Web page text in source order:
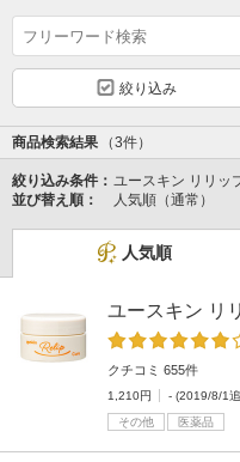
絞り込み
商品検索結果 （3件）
絞り込み条件： ユースキン リリッ
並び替え順：
人気順（通常）
人気順
ユースキン リ
クチコミ 655件
1,210円
- (2019/8/1
その他
医薬品